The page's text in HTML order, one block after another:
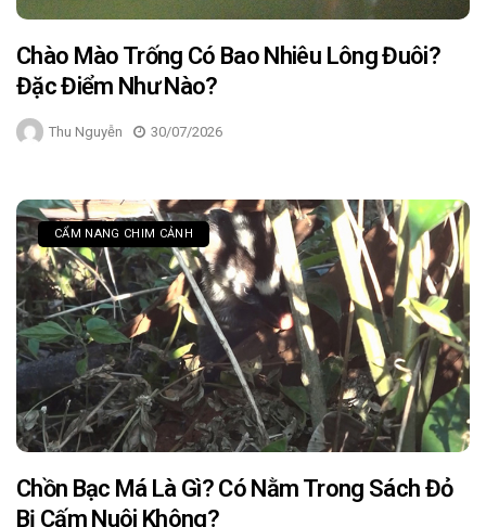
Chào Mào Trống Có Bao Nhiêu Lông Đuôi?
Đặc Điểm Như Nào?
Thu Nguyễn 30/07/2026
CẨM NANG CHIM CẢNH
Chồn Bạc Má Là Gì? Có Nằm Trong Sách Đỏ
Bị Cấm Nuôi Không?